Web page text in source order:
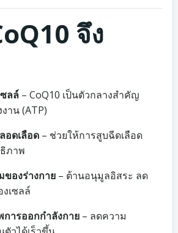
จึง
ลล์ – CoQ10 เป็นตัวกลางสำคัญ
าน (ATP)
อดเลือด – ช่วยให้การสูบฉีดเลือด
ภาพ
ของร่างกาย – ต้านอนุมูลอิสระ ลด
เซลล์
การออกกำลังกาย – ลดความ